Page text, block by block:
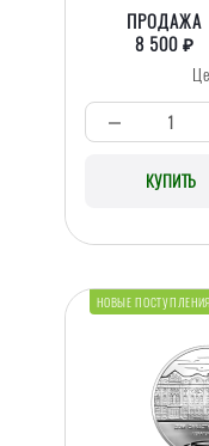
ПРОДАЖА
8 500 ₽
КУПИТЬ
НОВЫЕ ПОСТУПЛЕНИЯ